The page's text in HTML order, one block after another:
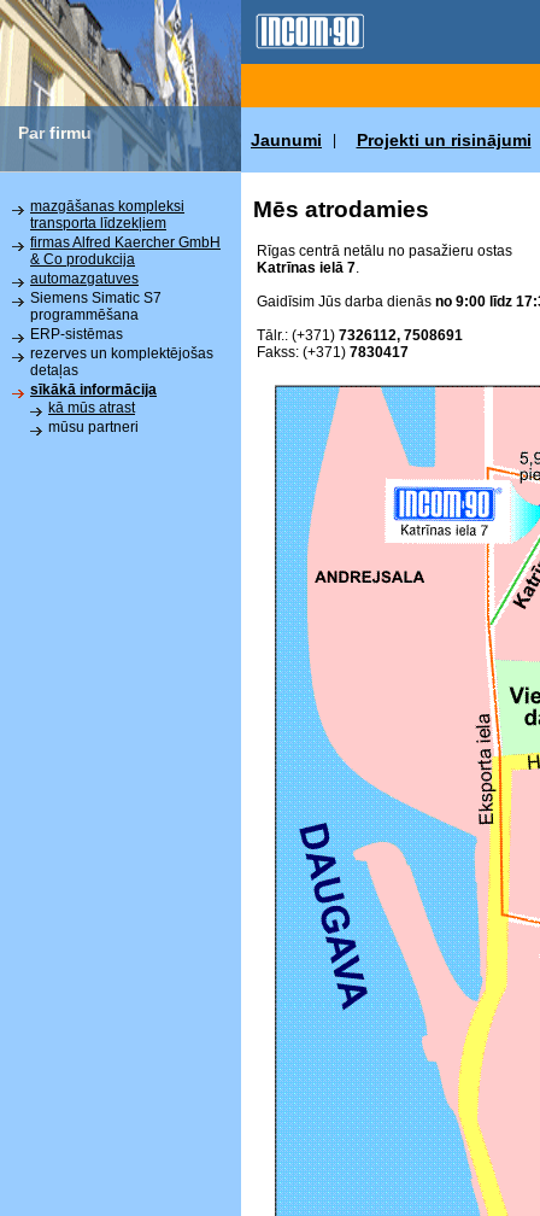
Par firmu Jaunumi Projekti un risinājumi
mazgāšanas kompleksi
transporta līdzekļiem
firmas Alfred Kaercher GmbH
& Co produkcija
automazgatuves
Siemens Simatic S7
programmēšana
ERP-sistēmas
rezerves un komplektējošas
detaļas
sīkākā informācija
kā mūs atrast
mūsu partneri
Mēs atrodamies
Rīgas centrā netālu no pasažieru ostas
Katrīnas ielā 7.
Gaidīsim Jūs darba dienās no 9:00 līdz
Tālr.: (+371) 7326112, 7508691
Fakss: (+371) 7830417